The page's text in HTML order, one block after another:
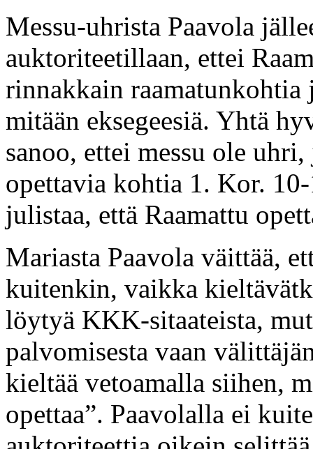
Messu-uhrista Paavola
auktoriteetillaan, ettei
rinnakkain raamatunkohtia
mitään eksegeesiä. Yhtä
sanoo, ettei messu ole
opettavia kohtia 1. Kor.
julistaa, että Raamattu
Mariasta Paavola väittää,
kuitenkin, vaikka
löytyä KKK-sitaateista,
palvomisesta vaan
kieltää vetoamalla siihen,
opettaa”. Paavolalla ei